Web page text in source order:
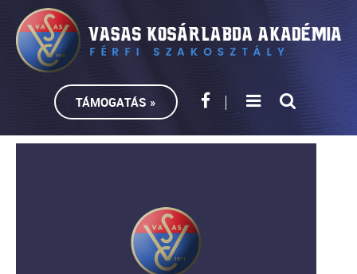
TÁMOGATÁS »